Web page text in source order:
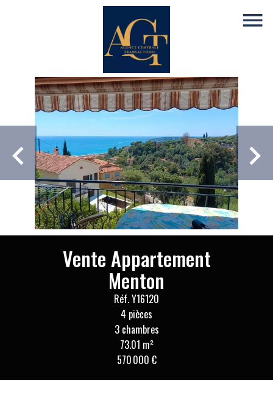
Vente Appartement
Menton
Réf. Y16120
4 pièces
3 chambres
73.01 m²
570 000 €